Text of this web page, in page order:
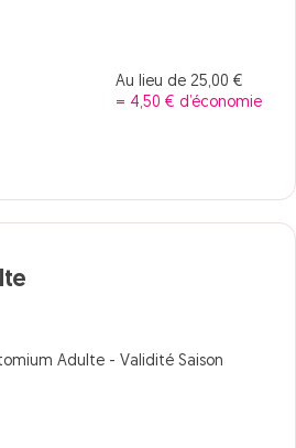
Au lieu de 25,00 €
= 4,50 € d’économie
pour Adulte
Adulte - Validité Saison